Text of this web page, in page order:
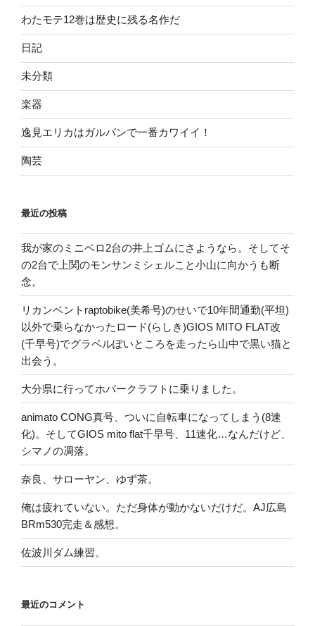
わたモテ12巻は歴史に残る名作だ
日記
未分類
楽器
逸見エリカはガルパンで一番カワイイ！
陶芸
最近の投稿
我が家のミニベロ2台の井上ゴムにさようなら。そしてそ
の2台で上関のモンサンミシェルこと小山に向かうも断
念。
リカンベントraptobike(美希号)のせいで10年間通勤(平坦)
以外で乗らなかったロード(らしき)GIOS MITO FLAT改
(千早号)でグラベルぽいところを走ったら山中で黒い猫と
出会う。
大分県に行ってホバークラフトに乗りました。
animato CONG真号、ついに自転車になってしまう(8速
化)。そしてGIOS mito flat千早号、11速化…なんだけど、
シマノの凋落。
奈良、サローヤン、ゆず茶。
俺は疲れていない。ただ身体が動かないだけだ。AJ広島
BRm530完走＆感想。
佐波川ダム練習。
最近のコメント